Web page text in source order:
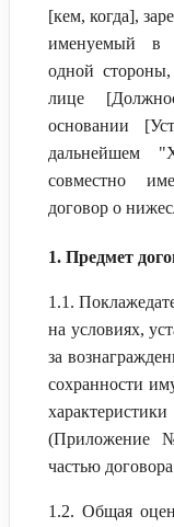
[кем, когда],
именуемый в
одной
лице
основании
дальнейшем
совместно
договор о
1. Предмет
1.1.
на условиях,
за
сохранности
(Приложение
частью
1.2. Общая